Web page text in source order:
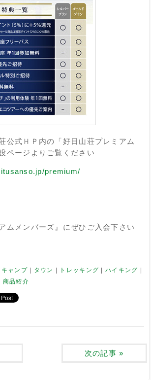
公式ＨＰ内の「好日山荘プレミアム
ページよりご覧ください
premium/
ムメンバーズ』にぜひご入会下さい
キャンプ タウン トレッキング
ハイキング
商品紹介
次の記事 »